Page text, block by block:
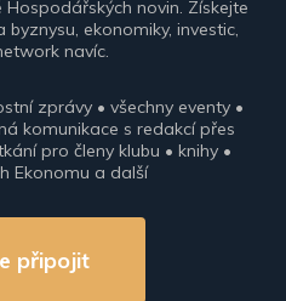
novin. Získejte
ekonomiky, investic,
navíc.
zprávy • všechny eventy •
komunikace s redakcí přes
pro členy klubu • knihy •
Ekonomu a další
připojit